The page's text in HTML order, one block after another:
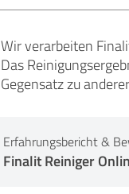
Wir verarbeiten
Das
Gegensatz zu
Erfahrungsbericht &
Finalit Reiniger